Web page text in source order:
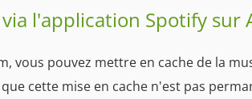
l'application Spotify sur
vous pouvez mettre en cache de la
cette mise en cache n'est pas